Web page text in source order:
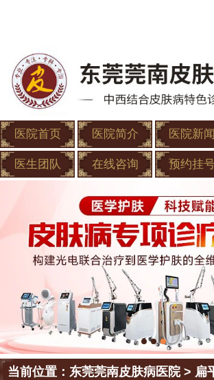
医院首页 医院简介 医院新闻
医生团队 在线咨询 预约挂
当前位置：东莞莞南皮肤病医院> 扁